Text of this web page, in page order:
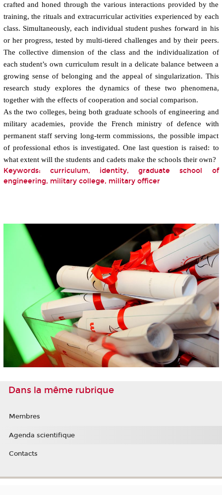
crafted and honed through the various interactions provided by the
training, the rituals and extracurricular activities experienced by each
class. Simultaneously, each individual student pushes forward in his
or her progress, tested by multi-tiered challenges and by their peers.
The collective dimension of the class and the individualization of
each student’s own curriculum result in a delicate balance between a
growing sense of belonging and the appeal of singularization. This
research study explores the dynamics of these two phenomena,
together with the effects of cooperation and social comparison.
As the two colleges, being both graduate schools of engineering and
military academies, provide the French ministry of defence with
permanent staff serving long-term commissions, the possible impact
of professional ethosis investigated. One last question is raised: to
what extent will the students and cadets make the schools their own?
Keywords: curriculum, identity, graduate school of
engineering, military college, military officer
Dans la même rubrique
Membres
Agenda scientifique
Contacts